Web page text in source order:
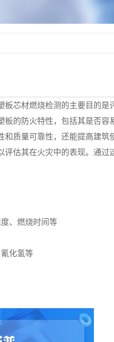
芯材燃烧检测的主要目的是
的防火特性，包括其是否容
质量可靠性，还能提高建筑
估其在火灾中的表现。通过
、燃烧时间等
化氢等